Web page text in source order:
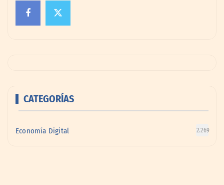
CATEGORÍAS
Economía Digital 2.269